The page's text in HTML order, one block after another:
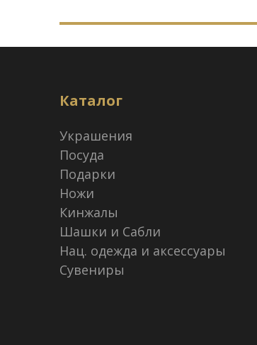
Каталог
Украшения
Посуда
Подарки
Ножи
Кинжалы
Шашки и Сабли
Нац. одежда и аксессуары
Сувениры